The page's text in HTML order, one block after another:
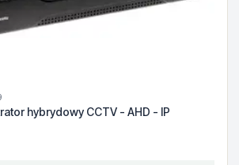
hybrydowy CCTV - AHD - IP